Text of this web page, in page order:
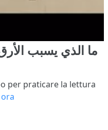
per praticare la lettura